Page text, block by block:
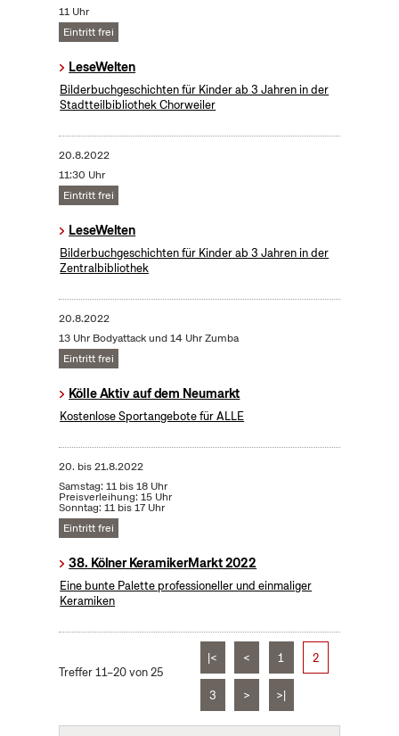
11 Uhr
Eintritt frei
LeseWelten
Bilderbuchgeschichten für Kinder ab 3 Jahren in der
Stadtteilbibliothek Chorweiler
20.8.2022
11:30 Uhr
Eintritt frei
LeseWelten
Bilderbuchgeschichten für Kinder ab 3 Jahren in der
Zentralbibliothek
20.8.2022
13 Uhr Bodyattack und 14 Uhr Zumba
Eintritt frei
Kölle Aktiv auf dem Neumarkt
Kostenlose Sportangebote für ALLE
20. bis21.8.2022
Samstag: 11 bis 18 Uhr
Preisverleihung: 15 Uhr
Sonntag: 11 bis 17 Uhr
Eintritt frei
38. Kölner KeramikerMarkt 2022
Eine bunte Palette professioneller und einmaliger
Keramiken
Treffer 11–20 von 25
|< < 1 2
3 > >|